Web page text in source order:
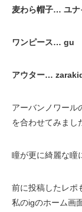
麦わら帽子… ユナ
ワンピース… gu
アウター…
アーバンノワール
を合わせてみま
瞳が更に綺麗な瞳
前に投稿したレポ
私のigのホーム画